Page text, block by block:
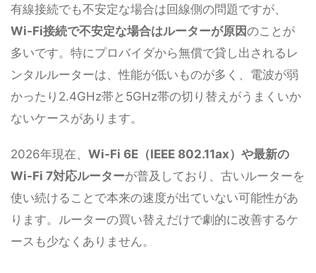
有線接続でも不安定な場合は回線側の問題ですが、
Wi-Fi接続で不安定な場合はルーターが原因のことが
多いです。特にプロバイダから無償で貸し出されるレ
ンタルルーターは、性能が低いものが多く、電波が弱
かったり2.4GHz帯と5GHz帯の切り替えがうまくいか
ないケースがあります。
2026年現在、 Wi-Fi 6E（IEEE 802.11ax）や最新の
Wi-Fi 7対応ルーターが普及しており、古いルーターを
使い続けることで本来の速度が出ていない可能性があ
ります。ルーターの買い替えだけで劇的に改善するケ
ースも少なくありません。